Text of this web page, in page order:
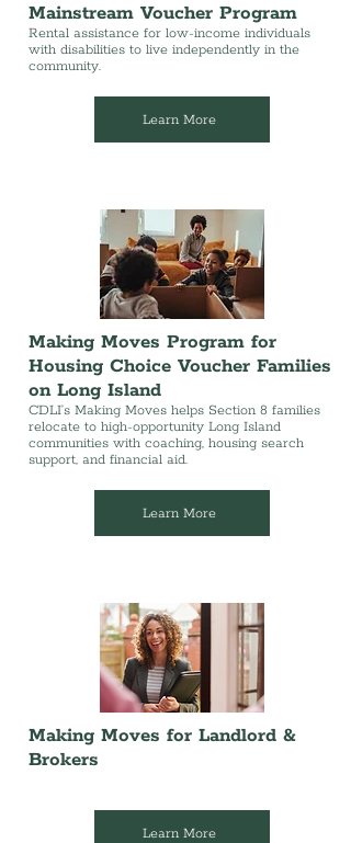
Mainstream Voucher Program
Rental assistance for low-income individuals
with disabilities to live independently in the
community.
Learn More
Making Moves Program for
Housing Choice Voucher Families
on Long Island
CDLI’s Making Moves helps Section 8 families
relocate to high-opportunity Long Island
communities with coaching, housing search
support, and financial aid.
Learn More
Making Moves for Landlord &
Brokers
Learn More